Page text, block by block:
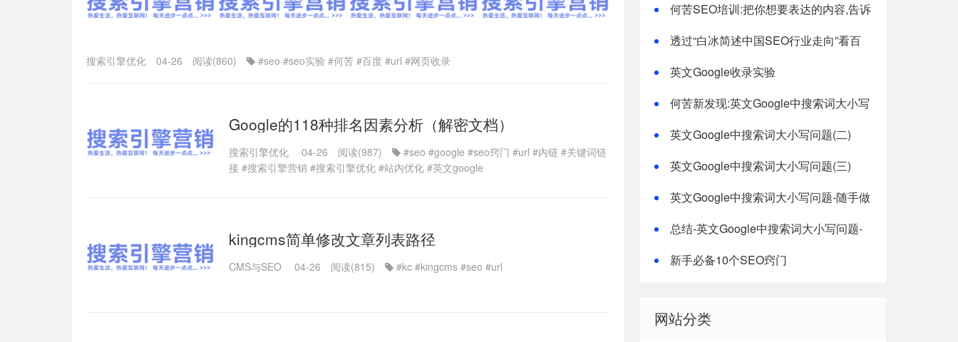
搜索引擎优化 04-26 阅读(860) #seo #seo实验 #何苦 #百度 #url #网页收录
Google的118种排名因素分析（解密文档）
搜索引擎优化 04-26 阅读(987) #seo #google #seo窍门 #url #内链 #关键词链
接 #搜索引擎营销 #搜索引擎优化 #站内优化 #英文google
kingcms简单修改文章列表路径
CMS与SEO 04-26 阅读(815) #kc #kingcms #seo #url
何苦SEO培训:把你想要表达的内容,告诉
透过“白冰简述中国SEO行业走向”看百
英文Google收录实验
何苦新发现:英文Google中搜索词大小写
英文Google中搜索词大小写问题(二)
英文Google中搜索词大小写问题(三)
英文Google中搜索词大小写问题-随手做
总结-英文Google中搜索词大小写问题-
新手必备10个SEO窍门
网站分类